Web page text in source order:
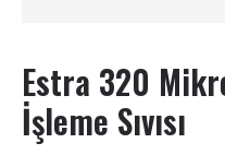
Estra 320
İşleme Sıvısı